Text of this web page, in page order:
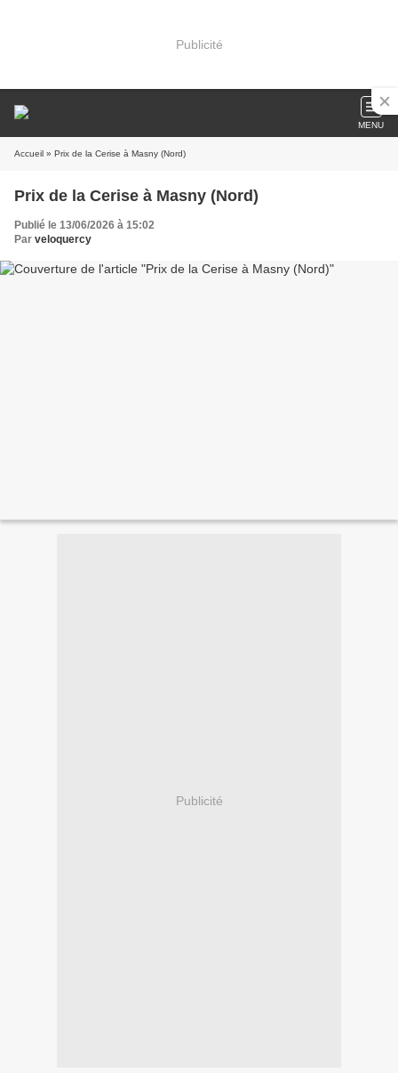
Publicité
MENU
Accueil » Prix de la Cerise à Masny (Nord)
Prix de la Cerise à Masny (Nord)
Publié le 13/06/2026 à 15:02
Par veloquercy
Publicité